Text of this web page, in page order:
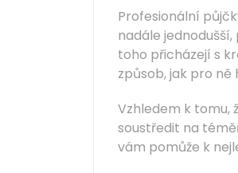
Profesionální
nadále
toho přicházejí s
způsob, jak pro
Vzhledem k tomu,
soustředit na
vám pomůže k